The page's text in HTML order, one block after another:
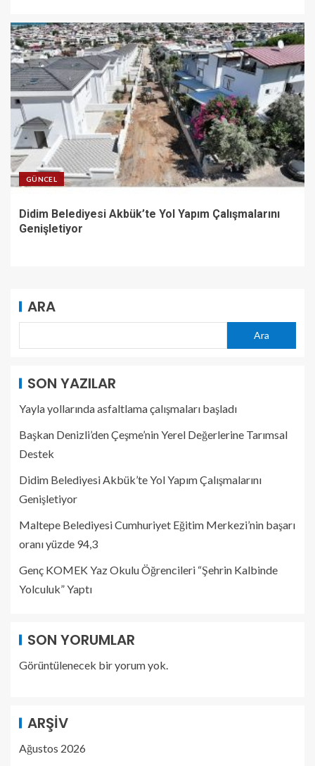
GÜNCEL
Didim Belediyesi Akbük’te Yol Yapım Çalışmalarını
Genişletiyor
ARA
Ara
SON YAZILAR
Yayla yollarında asfaltlama çalışmaları başladı
Başkan Denizli’den Çeşme’nin Yerel Değerlerine Tarımsal
Destek
Didim Belediyesi Akbük’te Yol Yapım Çalışmalarını
Genişletiyor
Maltepe Belediyesi Cumhuriyet Eğitim Merkezi’nin başarı
oranı yüzde 94,3
Genç KOMEK Yaz Okulu Öğrencileri “Şehrin Kalbinde
Yolculuk” Yaptı
SON YORUMLAR
Görüntülenecek bir yorum yok.
ARŞIV
Ağustos 2026